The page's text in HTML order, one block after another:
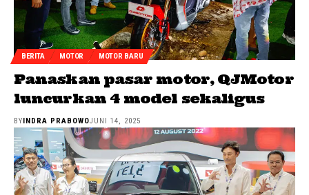
BERITA MOTOR MOTOR BARU
Panaskan pasar motor, QJMotor
luncurkan 4 model sekaligus
BYINDRA PRABOWOJUNI 14, 2025